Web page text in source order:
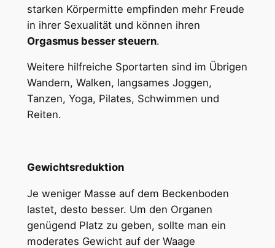
starken Körpermitte empfinden mehr Freude
in ihrer Sexualität und können ihren
Orgasmus besser steuern.
Weitere hilfreiche Sportarten sind im Übrigen
Wandern, Walken, langsames Joggen,
Tanzen, Yoga, Pilates, Schwimmen und
Reiten.
Gewichtsreduktion
Je weniger Masse auf dem Beckenboden
lastet, desto besser. Um den Organen
genügend Platz zu geben, sollte man ein
moderates Gewicht auf der Waage